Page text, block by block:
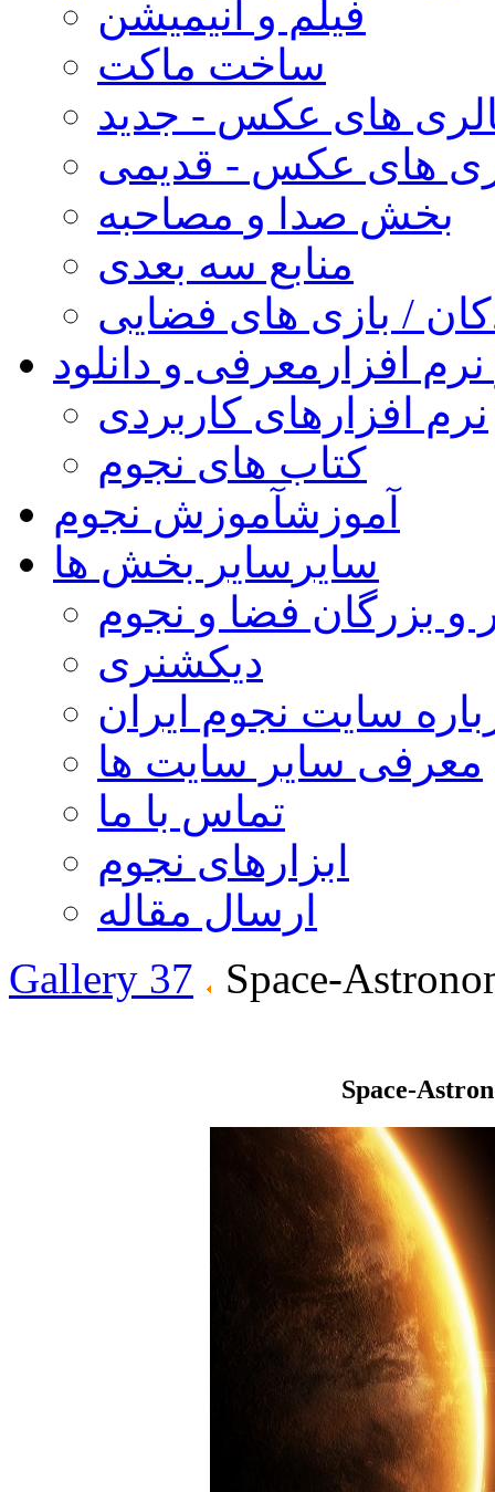
فیلم و انیمیشن
ساخت ماکت
های عکس - جدید
های عکس - قدیمی
بخش صدا و مصاحبه
منابع سه بعدی
/ بازی های فضایی
افزار معرفی و دانلود
نرم افزارهای کاربردی
کتاب های نجوم
آموزشآموزش نجوم
سایر سایر بخش ها
و بزرگان فضا و نجوم
دیکشنری
سایت نجوم ایران
معرفی سایر سایت ها
تماس با ما
ابزارهای نجوم
ارسال مقاله
Gallery 37
Space-
Space-